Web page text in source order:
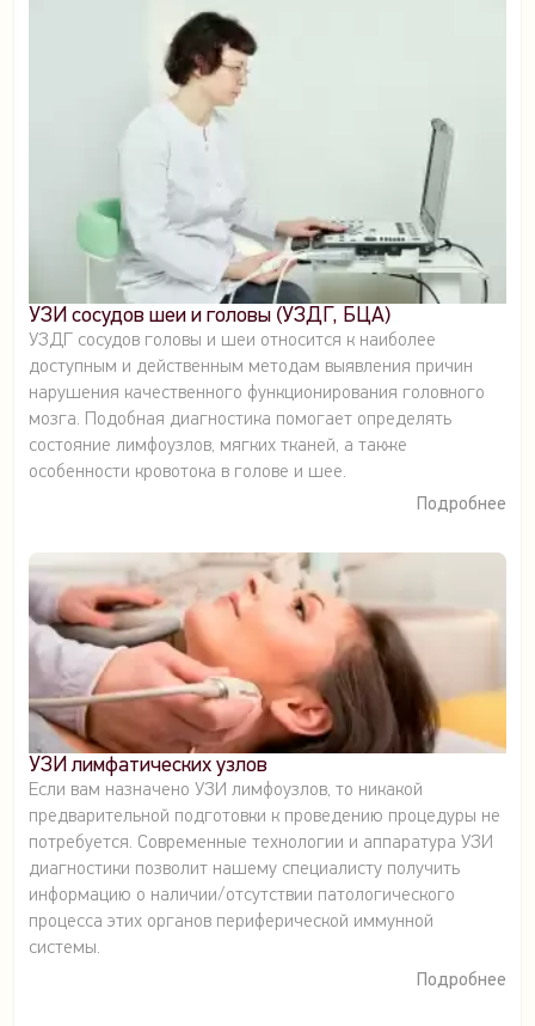
УЗИ сосудов шеи и головы (УЗДГ, БЦА)
УЗДГ сосудов головы и шеи относится к наиболее
доступным и действенным методам выявления причин
нарушения качественного функционирования головного
мозга. Подобная диагностика помогает определять
состояние лимфоузлов, мягких тканей, а также
особенности кровотока в голове и шее.
Подробнее
УЗИ лимфатических узлов
Если вам назначено УЗИ лимфоузлов, то никакой
предварительной подготовки к проведению процедуры не
потребуется. Современные технологии и аппаратура УЗИ
диагностики позволит нашему специалисту получить
информацию о наличии/отсутствии патологического
процесса этих органов периферической иммунной
системы.
Подробнее